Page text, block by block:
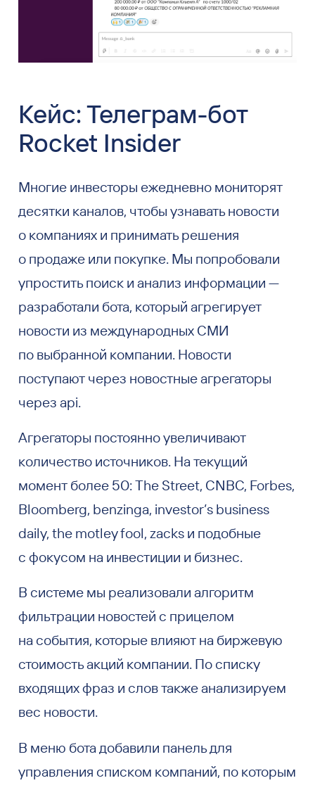
Кейс: Телеграм-бот
Rocket Insider
Многие инвесторы ежедневно мониторят
десятки каналов, чтобы узнавать новости
о компаниях и принимать решения
о продаже или покупке. Мы попробовали
упростить поиск и анализ информации —
разработали бота, который агрегирует
новости из международных СМИ
по выбранной компании. Новости
поступают через новостные агрегаторы
через api.
Агрегаторы постоянно увеличивают
количество источников. На текущий
момент более 50: The Street, CNBC, Forbes,
Bloomberg, benzinga, investor’s business
daily, the motley fool, zacks и подобные
с фокусом на инвестиции и бизнес.
В системе мы реализовали алгоритм
фильтрации новостей с прицелом
на события, которые влияют на биржевую
стоимость акций компании. По списку
входящих фраз и слов также анализируем
вес новости.
В меню бота добавили панель для
управления списком компаний, по которым